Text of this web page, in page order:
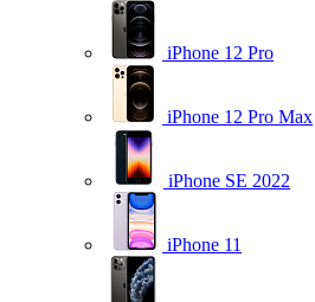
iPhone 12 Pro
iPhone 12 Pro Max
iPhone SE 2022
iPhone 11